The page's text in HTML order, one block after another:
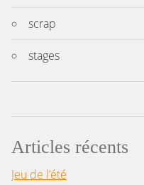
scrap
stages
Articles récents
Jeu de l’été